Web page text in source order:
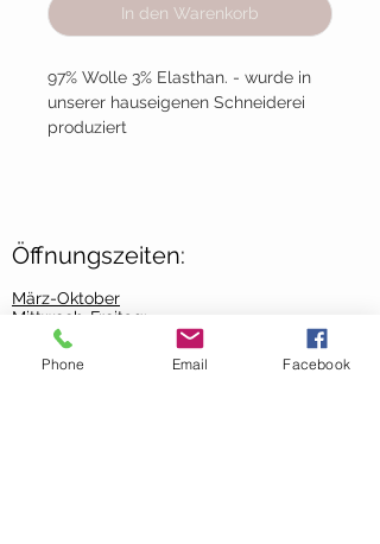
In den Warenkorb
97% Wolle 3% Elasthan. - wurde in
unserer hauseigenen Schneiderei
produziert
Öffnungszeiten:
März-Oktober
Mittwoch-Freitag:
10:00 - 18:00 Uhr
Samstag:
Phone Email Facebook